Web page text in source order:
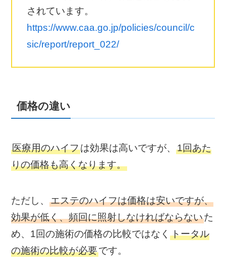
されています。
https://www.caa.go.jp/policies/council/c
sic/report/report_022/
価格の違い
医療用のハイフは効果は高いですが、1回あた
りの価格も高くなります。
ただし、エステのハイフは価格は安いですが、
効果が低く、頻回に照射しなければならないた
め、1回の施術の価格の比較ではなくトータル
の施術の比較が必要です。